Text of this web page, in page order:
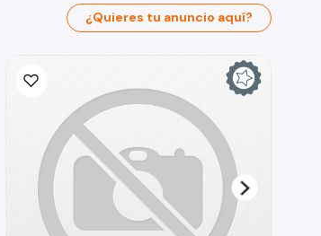
¿Quieres tu anuncio aquí?